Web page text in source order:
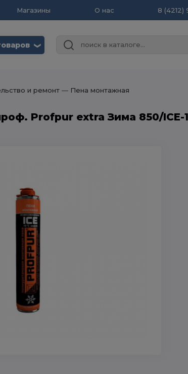
Магазины О нас 8 (4212)
❮
и ремонт ― Пена монтажная
Profpur extra Зима 850/ICE-